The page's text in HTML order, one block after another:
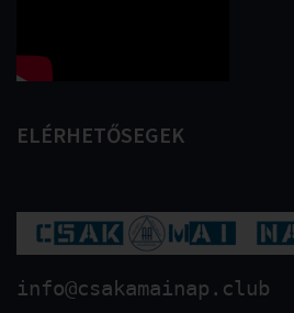
ELÉRHETŐSEGEK
info@csakamainap.club